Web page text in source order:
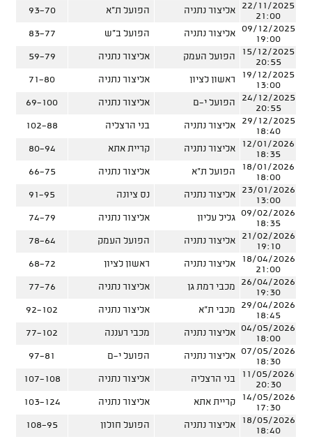
22/11/2025
21:00
אליצור נתניה הפועל ת"א
93-70
09/12/2025
19:00
אליצור נתניה הפועל ב"ש
83-77
15/12/2025
20:55
הפועל העמק אליצור נתניה
59-79
19/12/2025
13:00
ראשון לציון אליצור נתניה
71-80
24/12/2025
20:55
הפועל י-ם אליצור נתניה
69-100
29/12/2025
18:40
אליצור נתניה בני הרצליה
102-88
12/01/2026
18:35
אליצור נתניה קריית אתא
80-94
18/01/2026
18:00
הפועל ת"א אליצור נתניה
66-75
23/01/2026
13:00
אליצור נתניה נס ציונה
91-95
09/02/2026
18:35
גליל עליון אליצור נתניה
74-79
21/02/2026
19:10
אליצור נתניה הפועל העמק
78-64
18/04/2026
21:00
אליצור נתניה ראשון לציון
68-72
26/04/2026
19:30
מכבי רמת גן אליצור נתניה
77-76
29/04/2026
18:45
מכבי ת"א אליצור נתניה
92-102
04/05/2026
18:00
אליצור נתניה מכבי רעננה
77-102
07/05/2026
18:30
אליצור נתניה הפועל י-ם
97-81
11/05/2026
20:30
בני הרצליה אליצור נתניה
107-108
14/05/2026
17:30
קריית אתא אליצור נתניה
103-124
18/05/2026
18:40
אליצור נתניה הפועל חולון
108-95